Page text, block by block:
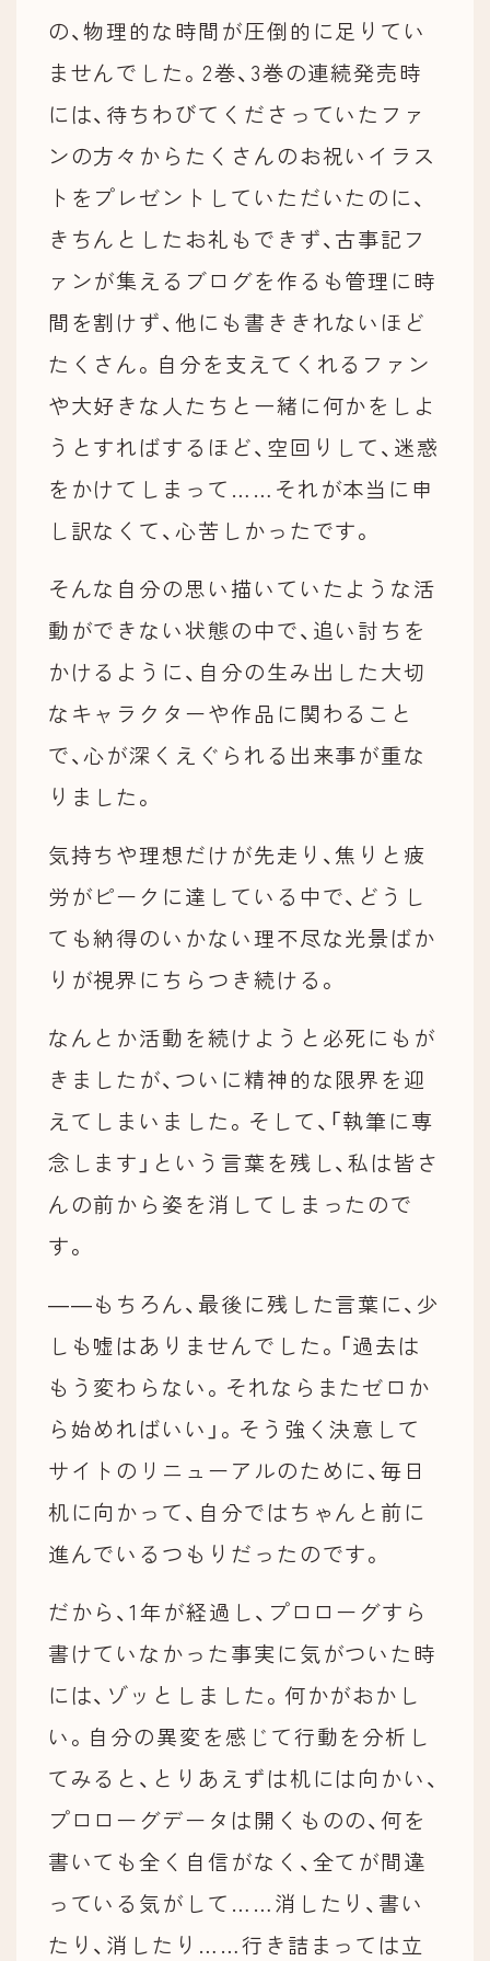
の、物理的な時間が圧倒的に足りてい
ませんでした。2巻、3巻の連続発売時
には、待ちわびてくださっていたファ
ンの方々からたくさんのお祝いイラス
トをプレゼントしていただいたのに、
きちんとしたお礼もできず、古事記フ
ァンが集えるブログを作るも管理に時
間を割けず、他にも書ききれないほど
たくさん。自分を支えてくれるファン
や大好きな人たちと一緒に何かをしよ
うとすればするほど、空回りして、迷惑
をかけてしまって……それが本当に申
し訳なくて、心苦しかったです。
そんな自分の思い描いていたような活
動ができない状態の中で、追い討ちを
かけるように、自分の生み出した大切
なキャラクターや作品に関わること
で、心が深くえぐられる出来事が重な
りました。
気持ちや理想だけが先走り、焦りと疲
労がピークに達している中で、どうし
ても納得のいかない理不尽な光景ばか
りが視界にちらつき続ける。
なんとか活動を続けようと必死にもが
きましたが、ついに精神的な限界を迎
えてしまいました。そして、「執筆に専
念します」という言葉を残し、私は皆さ
んの前から姿を消してしまったので
す。
――もちろん、最後に残した言葉に、少
しも嘘はありませんでした。「過去は
もう変わらない。それならまたゼロか
ら始めればいい」。そう強く決意して
サイトのリニューアルのために、毎日
机に向かって、自分ではちゃんと前に
進んでいるつもりだったのです。
だから、1年が経過し、プロローグすら
書けていなかった事実に気がついた時
には、ゾッとしました。何かがおかし
い。自分の異変を感じて行動を分析し
てみると、とりあえずは机には向かい、
プロローグデータは開くものの、何を
書いても全く自信がなく、全てが間違
っている気がして……消したり、書い
たり、消したり……行き詰まっては立